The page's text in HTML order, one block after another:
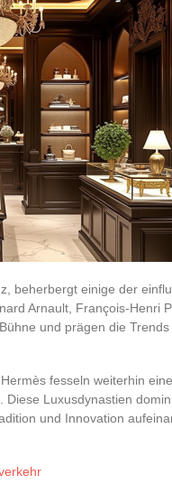
beherbergt einige der
Arnault, François-Henri
und prägen die Trends
fesseln weiterhin
Luxusdynastien
und Innovation